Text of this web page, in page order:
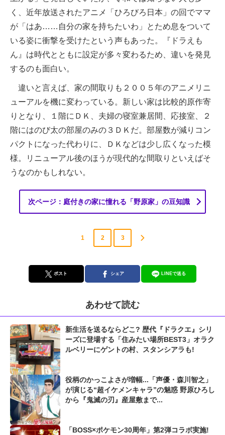
く、近年放送されたアニメ「ひろびろ日本」の回でママ
が「はあ……自分の家を持ちたいわ」とため息をついて
いる姿に衝撃を受けたという声もあった。『ドラえも
ん』は時代とともに設定が多々変わるため、違いを発見
するのも面白い。
違いと言えば、家の間取りも２００５年のアニメリニ
ューアルを機に変わっている。新しい家は比較的原作寄
りとなり、１階にＤＫ、夫婦の寝室兼居間、応接室、２
階にはのび太の部屋のみの３ＤＫだ。部屋数が減りコン
パクトになった代わりに、ＤＫなどは少し広くなった模
様。リニューアル後のほうが現代的な間取りといえばそ
うなのかもしれない。
次ページ：庭付きの家に憧れる「野原家」の豆知識
1 2 3
ポスト シェア LINEで送る
あわせて読む
新生活を送るならどこ? 歴代『ドラクエ』シリ
ーズに登場する「住みたい場所BEST3」オラク
ルベリーにゲントの村、スタンシアラも!
役柄のかっこよさが増幅...「声優・森川智之」
が演じる“超イケメンキャラ”の魅惑 野原ひろし
から『鬼滅の刃』産屋敷まで...
「BOSS×ポケモン30周年」第2弾コラボ実施!